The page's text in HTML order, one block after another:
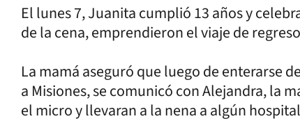
El lunes 7, Juanita cumplió 13 años y
de la cena, emprendieron el viaje de
La mamá aseguró que luego de enterarse
a Misiones, se comunicó con Alejandra, la
el micro y llevaran a la nena a algún